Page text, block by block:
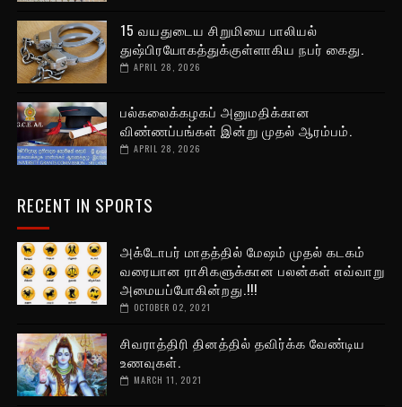
15 வயதுடைய சிறுமியை பாலியல்
துஷ்பிரயோகத்துக்குள்ளாகிய நபர் கைது.
APRIL 28, 2026
பல்கலைக்கழகப் அனுமதிக்கான
விண்ணப்பங்கள் இன்று முதல் ஆரம்பம்.
APRIL 28, 2026
RECENT IN SPORTS
அக்டோபர் மாதத்தில் மேஷம் முதல் கடகம்
வரையான ராசிகளுக்கான பலன்கள் எவ்வாறு
அமையப்போகின்றது.!!!
OCTOBER 02, 2021
சிவராத்திரி தினத்தில் தவிர்க்க வேண்டிய
உணவுகள்.
MARCH 11, 2021